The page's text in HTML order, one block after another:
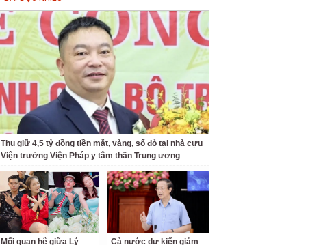
Thu giữ 4,5 tỷ đồng tiền mặt, vàng, sổ đỏ tại nhà cựu
Viện trưởng Viện Pháp y tâm thần Trung ương
Mối quan hệ giữa Lý
Cả nước dự kiến giảm